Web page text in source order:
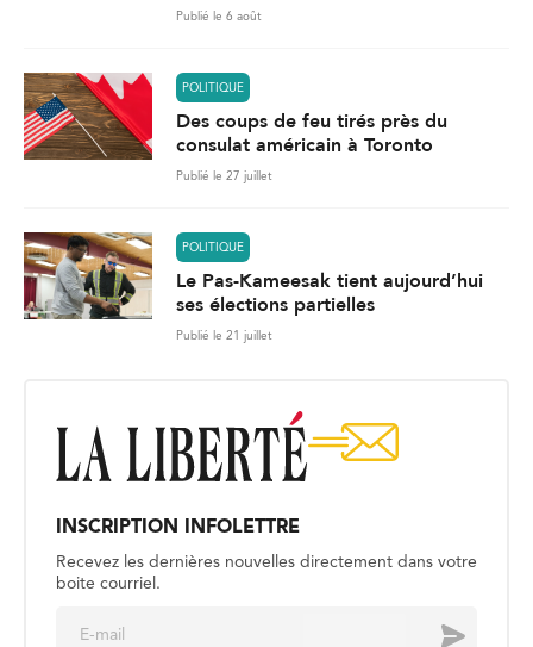
Publié le 6 août
POLITIQUE
Des coups de feu tirés près du
consulat américain à Toronto
Publié le 27 juillet
POLITIQUE
Le Pas-Kameesak tient aujourd’hui
ses élections partielles
Publié le 21 juillet
INSCRIPTION INFOLETTRE
Recevez les dernières nouvelles directement dans votre
boite courriel.
Envoyer